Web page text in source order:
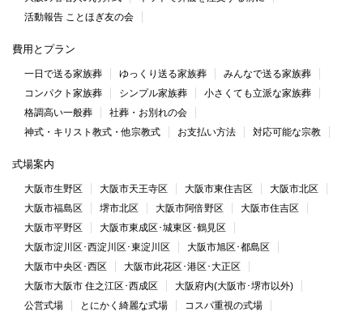
活動報告 ことほぎ友の会
費用とプラン
一日で送る家族葬 ゆっくり送る家族葬
みんなで送る家族葬
コンパクト家族葬
シンプル家族葬
小さくても立派な家族葬
格調高い一般葬
社葬・お別れの会
神式・キリスト教式・他宗教式
お支払い方法 対応可能な宗教
式場案内
大阪市生野区 大阪市天王寺区 大阪市東住吉区
大阪市北区
大阪市福島区
堺市北区 大阪市阿倍野区
大阪市住吉区
大阪市平野区
大阪市東成区･城東区･鶴見区
大阪市淀川区･西淀川区･東淀川区
大阪市旭区･都島区
大阪市中央区･西区
大阪市此花区･港区･大正区
大阪市大阪市 住之江区･西成区
大阪府内(大阪市･堺市以外)
公営式場
とにかく綺麗な式場 コスパ重視の式場